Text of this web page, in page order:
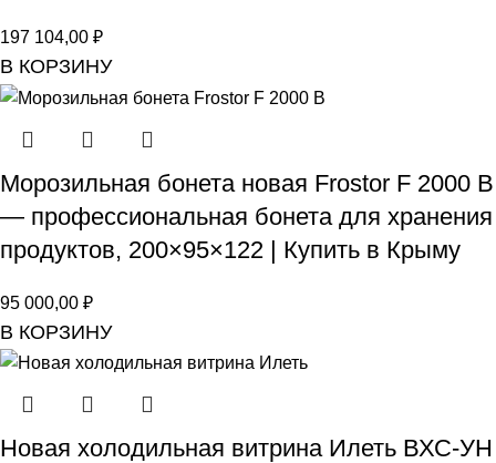
197 104,00 ₽
В КОРЗИНУ
Морозильная бонета новая Frostor F 2000 B
— профессиональная бонета для хранения
продуктов, 200×95×122 | Купить в Крыму
95 000,00 ₽
В КОРЗИНУ
Новая холодильная витрина Илеть ВХС-УН